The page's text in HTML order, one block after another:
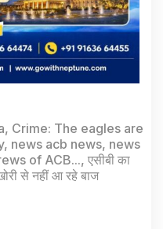
, Crime: The eagles are
, news acb news, news
of ACB..., एसीबी का
से नहीं आ रहे बाज